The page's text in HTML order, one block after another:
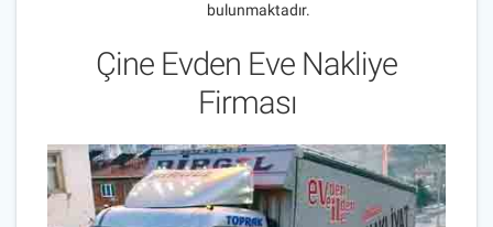
bulunmaktadır.
Çine Evden Eve Nakliye
Firması